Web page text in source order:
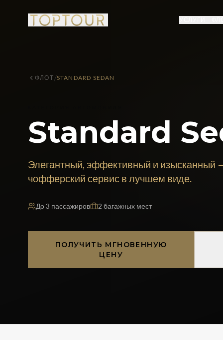
ФЛОТ/STANDARD SEDAN
Standard
Элегантный, эффективный и изысканный
чофферский сервис в лучшем виде.
До3 пассажиров 2 багажных мест
ПОЛУЧИТЬ МГНОВЕННУЮ
ЦЕНУ